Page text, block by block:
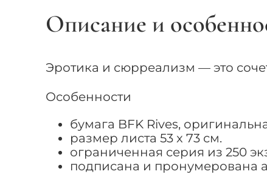
Описание и
Эротика и сюрреализм — это
Особенности
бумага BFK Rives,
размер листа 53 x 73 см.
ограниченная серия из 250
подписана и пронумерована